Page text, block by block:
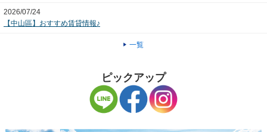
2026/07/24
【中山區】おすすめ賃貸情報♪
一覧
ピックアップ